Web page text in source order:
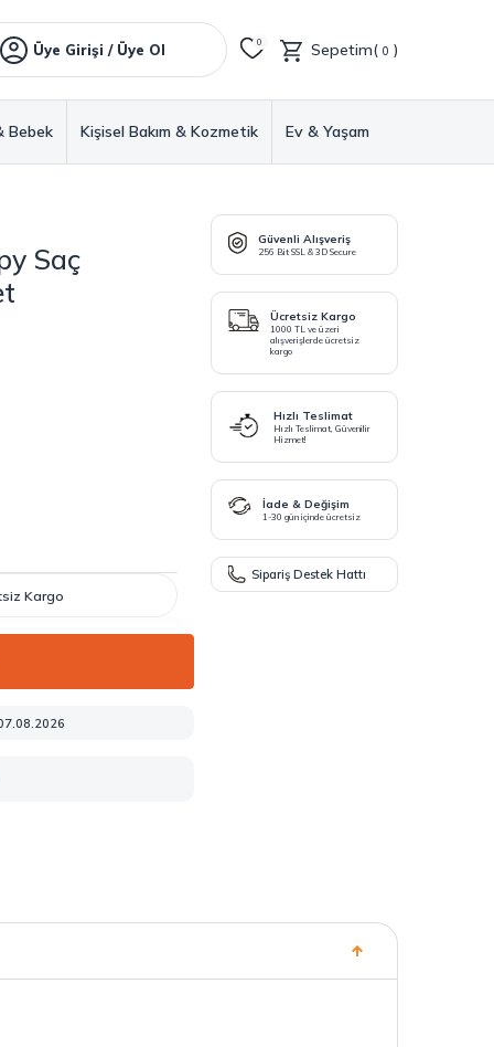
Üye Girişi / Üye Ol 0 Sepetim( 0 )
Bebek Kişisel Bakım & Kozmetik Ev & Yaşam
Saç
Kargo
Güvenli Alışveriş
256 Bit SSL & 3D Secure
Ücretsiz Kargo
1000 TL ve üzeri
alışverişlerde ücretsiz
kargo
Hızlı Teslimat
Hızlı Teslimat, Güvenilir
Hizmet!
İade & Değişim
1-30 gün içinde ücretsiz
Sipariş Destek Hattı